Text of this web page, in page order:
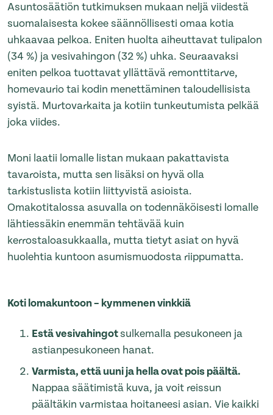
Asuntosäätiön tutkimuksen mukaan neljä viidestä
suomalaisesta kokee säännöllisesti omaa kotia
uhkaavaa pelkoa. Eniten huolta aiheuttavat tulipalon
(34 %) ja vesivahingon (32 %) uhka. Seuraavaksi
eniten pelkoa tuottavat yllättävä remonttitarve,
homevaurio tai kodin menettäminen taloudellisista
syistä. Murtovarkaita ja kotiin tunkeutumista pelkää
joka viides.
Moni laatii lomalle listan mukaan pakattavista
tavaroista, mutta sen lisäksi on hyvä olla
tarkistuslista kotiin liittyvistä asioista.
Omakotitalossa asuvalla on todennäköisesti lomalle
lähtiessäkin enemmän tehtävää kuin
kerrostaloasukkaalla, mutta tietyt asiat on hyvä
huolehtia kuntoon asumismuodosta riippumatta.
Koti lomakuntoon – kymmenen vinkkiä
Estä vesivahingotsulkemalla pesukoneen ja
astianpesukoneen hanat.
Varmista, että uuni ja hella ovat pois päältä.
Nappaa säätimistä kuva, ja voit reissun
päältäkin varmistaa hoitaneesi asian. Vie kaikki